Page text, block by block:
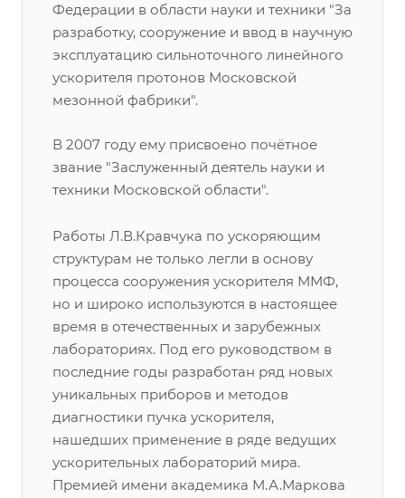
Федерации в области науки и техники "За
разработку, сооружение и ввод в научную
эксплуатацию сильноточного линейного
ускорителя протонов Московской
мезонной фабрики".
В 2007 году ему присвоено почётное
звание "Заслуженный деятель науки и
техники Московской области".
Работы Л.В.Кравчука по ускоряющим
структурам не только легли в основу
процесса сооружения ускорителя ММФ,
но и широко используются в настоящее
время в отечественных и зарубежных
лабораториях. Под его руководством в
последние годы разработан ряд новых
уникальных приборов и методов
диагностики пучка ускорителя,
нашедших применение в ряде ведущих
ускорительных лабораторий мира.
Премией имени академика М.А.Маркова